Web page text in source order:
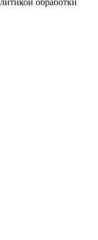
обработки